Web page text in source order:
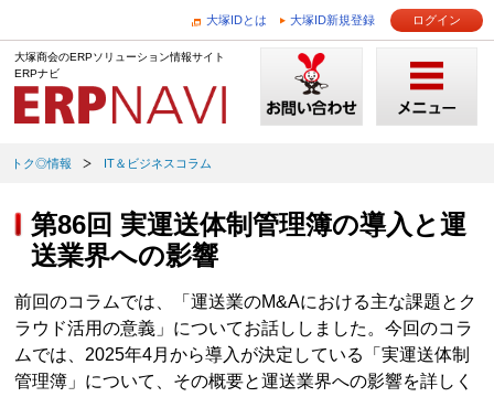
大塚IDとは 大塚ID新規登録 ログイン
大塚商会のERPソリューション情報サイト
ERPナビ
トク◎情報 IT＆ビジネスコラム
第86回 実運送体制管理簿の導入と運
送業界への影響
前回のコラムでは、「運送業のM&Aにおける主な課題とク
ラウド活用の意義」についてお話ししました。今回のコラ
ムでは、2025年4月から導入が決定している「実運送体制
管理簿」について、その概要と運送業界への影響を詳しく